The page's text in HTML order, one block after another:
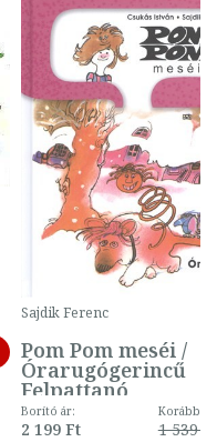
Sajdik Ferenc
Pom Pom meséi /
Órarugógerincű
Felpattanó
Borító ár:
2 199 Ft
Korábbi
1 539 Ft